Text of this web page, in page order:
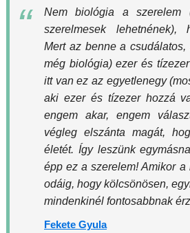
Nem biológia a szerelem
szerelmesek lehetnének),
Mert az benne a
még biológia) ezer és
itt van ez az egyetlenegy
aki ezer és tízezer hozzá
engem akar, engem
végleg elszánta magát,
életét. Így leszünk
épp ez a szerelem! Amikor
odáig, hogy kölcsönösen,
mindenkinél fontosabbnak
Fekete Gyula